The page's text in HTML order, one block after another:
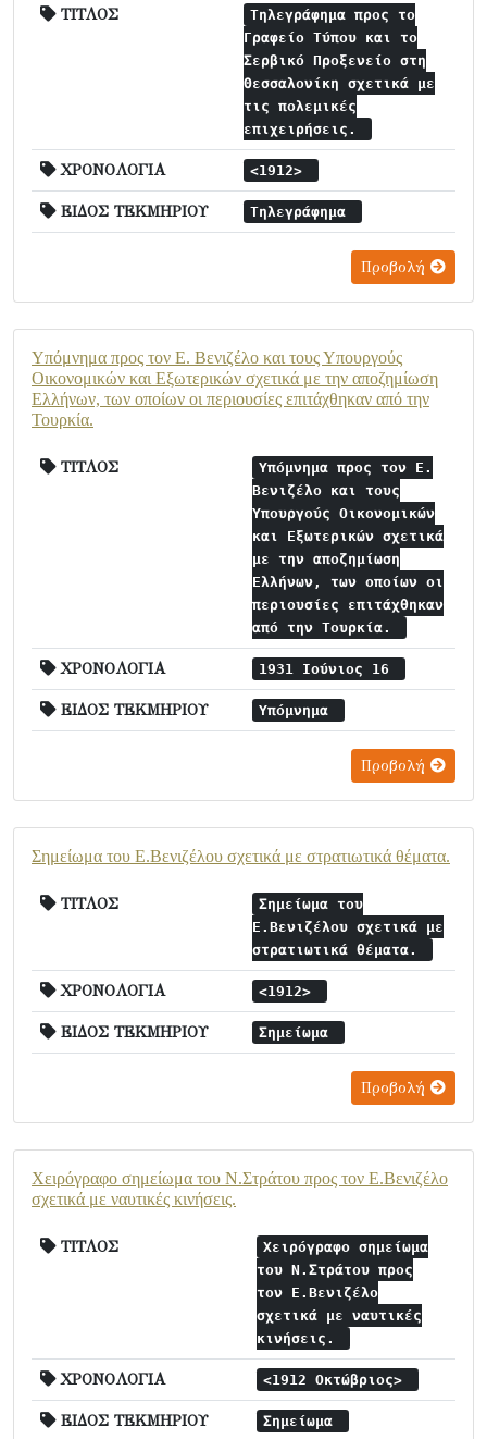
ΤΙΤΛΟΣ
Τηλεγράφημα προς το
Γραφείο Τύπου και το
Σερβικό Προξενείο στη
Θεσσαλονίκη σχετικά με
τις πολεμικές
επιχειρήσεις.
ΧΡΟΝΟΛΟΓΙΑ <1912>
ΕΙΔΟΣ ΤΕΚΜΗΡΙΟΥ Τηλεγράφημα
Προβολή
Υπόμνημα προς τον Ε. Βενιζέλο και τους Υπουργούς
Οικονομικών και Εξωτερικών σχετικά με την αποζημίωση
Ελλήνων, των οποίων οι περιουσίες επιτάχθηκαν από την
Τουρκία.
ΤΙΤΛΟΣ
Υπόμνημα προς τον Ε.
Βενιζέλο και τους
Υπουργούς Οικονομικών
και Εξωτερικών σχετικά
με την αποζημίωση
Ελλήνων, των οποίων οι
περιουσίες επιτάχθηκαν
από την Τουρκία.
ΧΡΟΝΟΛΟΓΙΑ 1931 Ιούνιος 16
ΕΙΔΟΣ ΤΕΚΜΗΡΙΟΥ Υπόμνημα
Προβολή
Σημείωμα του Ε.Βενιζέλου σχετικά με στρατιωτικά θέματα.
ΤΙΤΛΟΣ
Σημείωμα του
Ε.Βενιζέλου σχετικά με
στρατιωτικά θέματα.
ΧΡΟΝΟΛΟΓΙΑ <1912>
ΕΙΔΟΣ ΤΕΚΜΗΡΙΟΥ Σημείωμα
Προβολή
Χειρόγραφο σημείωμα του Ν.Στράτου προς τον Ε.Βενιζέλο
σχετικά με ναυτικές κινήσεις.
ΤΙΤΛΟΣ
Χειρόγραφο σημείωμα
του Ν.Στράτου προς
τον Ε.Βενιζέλο
σχετικά με ναυτικές
κινήσεις.
ΧΡΟΝΟΛΟΓΙΑ <1912 Οκτώβριος>
ΕΙΔΟΣ ΤΕΚΜΗΡΙΟΥ Σημείωμα